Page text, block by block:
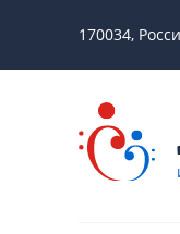
170034,